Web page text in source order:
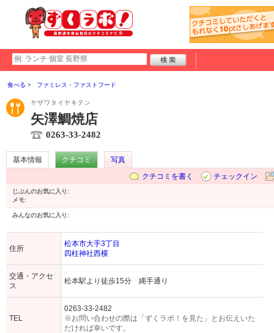
食べる ファミレス・ファストフード
ヤザワタイヤキテン
矢澤鯛焼店
0263-33-2482
基本情報 クチコミ
写真
クチコミを書く
チェックイン
じぶんのお気に入り:
メモ:
みんなのお気に入り:
住所
松本市大手3丁目
四柱神社西横
交通・アクセ
ス
松本駅より徒歩15分 縄手通り
TEL
0263-33-2482
※お問い合わせの際は「ずくラボ！を見た」とお伝えいた
だければ幸いです。